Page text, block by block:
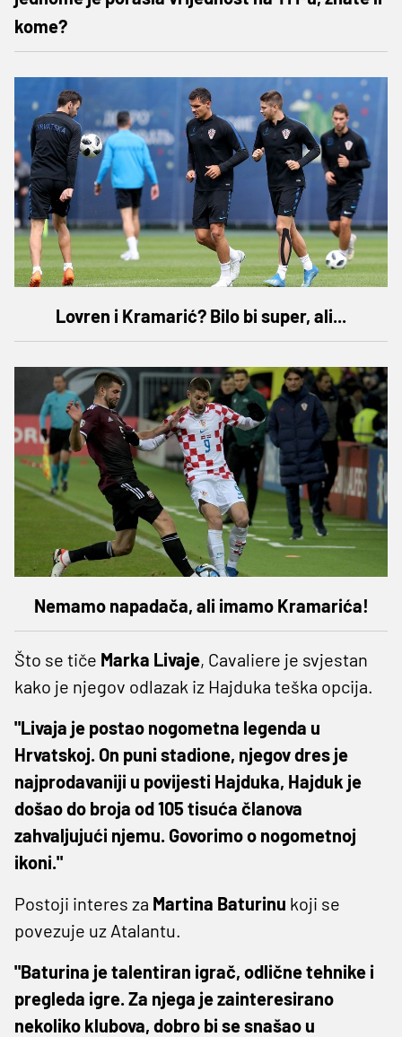
kome?
Lovren i Kramarić? Bilo bi super, ali...
Nemamo napadača, ali imamo Kramarića!
Što se tiče Marka Livaje, Cavaliere je svjestan
kako je njegov odlazak iz Hajduka teška opcija.
"Livaja je postao nogometna legenda u
Hrvatskoj. On puni stadione, njegov dres je
najprodavaniji u povijesti Hajduka, Hajduk je
došao do broja od 105 tisuća članova
zahvaljujući njemu. Govorimo o nogometnoj
ikoni."
Postoji interes za Martina Baturinu koji se
povezuje uz Atalantu.
"Baturina je talentiran igrač, odlične tehnike i
pregleda igre. Za njega je zainteresirano
nekoliko klubova, dobro bi se snašao u